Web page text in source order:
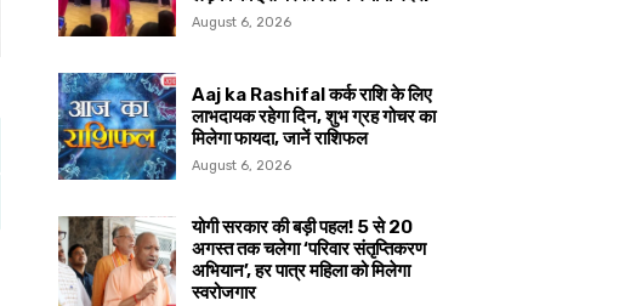
August 6, 2026
Aaj ka Rashifal कर्क राशि के लिए
लाभदायक रहेगा दिन, शुभ ग्रह गोचर का
मिलेगा फायदा, जानें राशिफल
August 6, 2026
योगी सरकार की बड़ी पहल! 5 से 20
अगस्त तक चलेगा ‘परिवार संतृप्तिकरण
अभियान’, हर पात्र महिला को मिलेगा
स्वरोजगार